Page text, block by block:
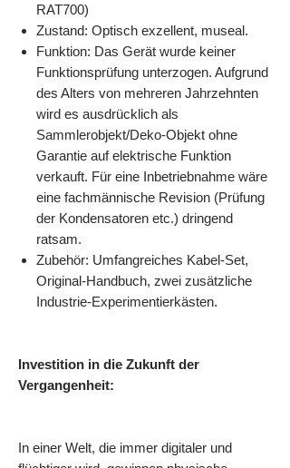
RAT700)
Zustand: Optisch exzellent, museal.
Funktion: Das Gerät wurde keiner
Funktionsprüfung unterzogen. Aufgrund
des Alters von mehreren Jahrzehnten
wird es ausdrücklich als
Sammlerobjekt/Deko-Objekt ohne
Garantie auf elektrische Funktion
verkauft. Für eine Inbetriebnahme wäre
eine fachmännische Revision (Prüfung
der Kondensatoren etc.) dringend
ratsam.
Zubehör: Umfangreiches Kabel-Set,
Original-Handbuch, zwei zusätzliche
Industrie-Experimentierkästen.
Investition in die Zukunft der
Vergangenheit:
In einer Welt, die immer digitaler und